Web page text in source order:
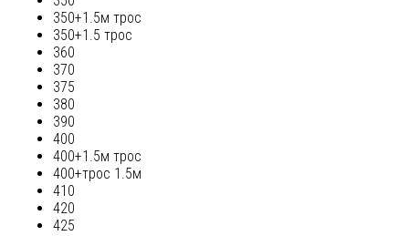
350+1.5м трос
350+1.5 трос
360
370
375
380
390
400
400+1.5м трос
400+трос 1.5м
410
420
425